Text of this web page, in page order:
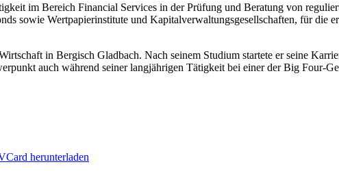
im Bereich Financial Services in der Prüfung und Beratung von
sowie Wertpapierinstitute und Kapitalverwaltungsgesellschaften, für die
in Bergisch Gladbach. Nach seinem Studium startete er seine
auch während seiner langjährigen Tätigkeit bei einer der Big Four-
herunterladen